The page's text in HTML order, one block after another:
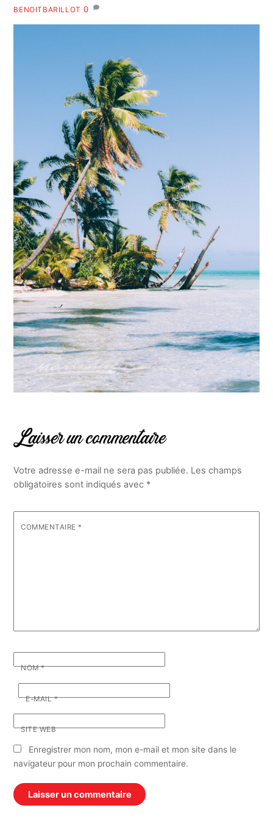
BENOITBARILLOT 0
Laisser un commentaire
Votre adresse e-mail ne sera pas publiée. Les champs
obligatoires sont indiqués avec *
COMMENTAIRE *
NOM*
E-MAIL*
SITE WEB
Enregistrer mon nom, mon e-mail et mon site dans le
navigateur pour mon prochain commentaire.